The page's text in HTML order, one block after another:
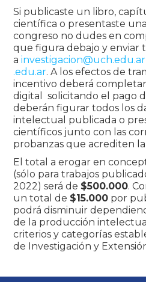
Si publicaste un libro,
científica o presentaste
congreso no dudes en
que figura debajo y enviar
a investigacion@uch.edu.ar
.edu.ar. A los efectos de
incentivo deberá
digital solicitando el pago
deberán figurar todos los
intelectual publicada o
científicos junto con las
probanzas que acrediten
El total a erogar en
(sólo para trabajos
2022) será de $500.000.
un total de $15.000 por
podrá disminuir
de la producción
criterios y categorías
de Investigación y